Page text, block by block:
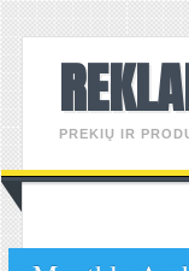
PREKIŲ IR
Main
Skip
to